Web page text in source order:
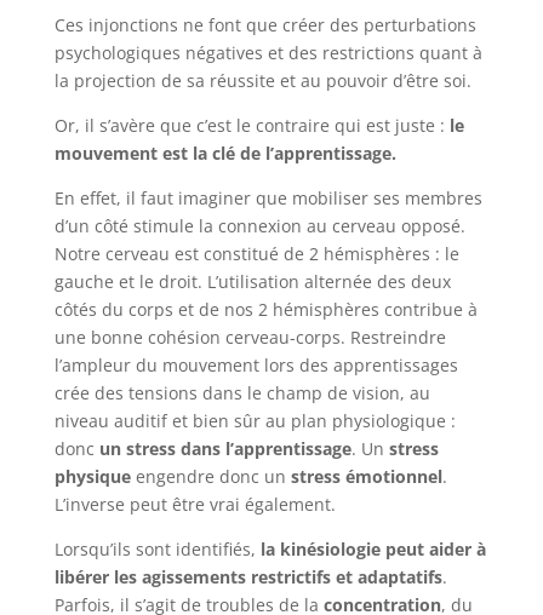
Ces injonctions ne font que créer des perturbations
psychologiques négatives et des restrictions quant à
la projection de sa réussite et au pouvoir d’être soi.
Or, il s’avère que c’est le contraire qui est juste : le
mouvement est la clé de l’apprentissage.
En effet, il faut imaginer que mobiliser ses membres
d’un côté stimule la connexion au cerveau opposé.
Notre cerveau est constitué de 2 hémisphères : le
gauche et le droit. L’utilisation alternée des deux
côtés du corps et de nos 2 hémisphères contribue à
une bonne cohésion cerveau-corps. Restreindre
l’ampleur du mouvement lors des apprentissages
crée des tensions dans le champ de vision, au
niveau auditif et bien sûr au plan physiologique :
donc un stress dans l’apprentissage. Un stress
physiqueengendre donc un stress émotionnel.
L’inverse peut être vrai également.
Lorsqu’ils sont identifiés, la kinésiologie peut aider à
libérer les agissements restrictifs et adaptatifs.
Parfois, il s’agit de troubles de la concentration, du